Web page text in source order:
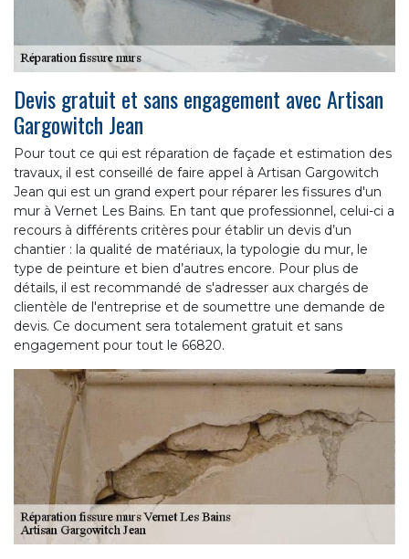
Devis gratuit et sans engagement avec Artisan
Gargowitch Jean
Pour tout ce qui est réparation de façade et estimation des
travaux, il est conseillé de faire appel à Artisan Gargowitch
Jean qui est un grand expert pour réparer les fissures d'un
mur à Vernet Les Bains. En tant que professionnel, celui-ci a
recours à différents critères pour établir un devis d’un
chantier : la qualité de matériaux, la typologie du mur, le
type de peinture et bien d’autres encore. Pour plus de
détails, il est recommandé de s'adresser aux chargés de
clientèle de l'entreprise et de soumettre une demande de
devis. Ce document sera totalement gratuit et sans
engagement pour tout le 66820.